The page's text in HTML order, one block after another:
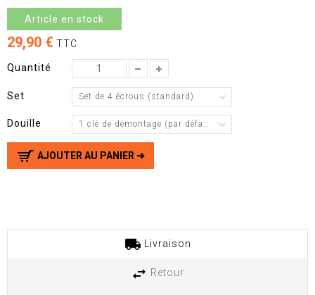
Article en stock
29,90 € TTC
Quantité
Set Set de 4 écrous (standard)
Douille 1 clé de démontage (par défaut)
AJOUTER AU PANIER ➔
Livraison
Retour